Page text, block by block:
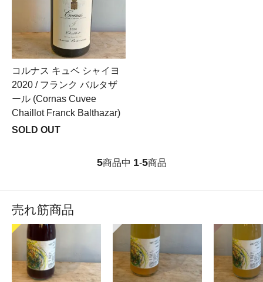
コルナス キュベ シャイヨ
2020 / フランク バルタザ
ール (Cornas Cuvee
Chaillot Franck Balthazar)
SOLD OUT
5商品中 1-5商品
売れ筋商品